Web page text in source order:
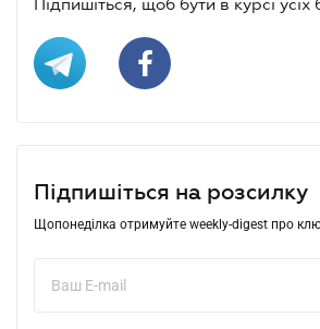
Підпишіться на розсилку
Щопонеділка отримуйте weekly-digest про